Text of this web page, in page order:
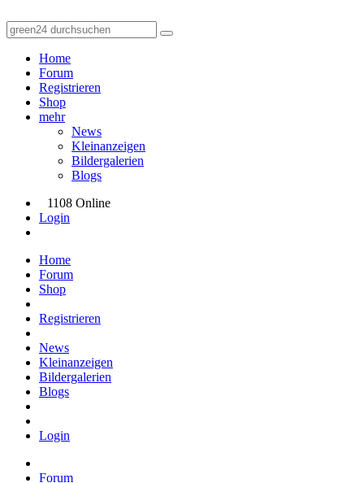
Home
Forum
Registrieren
Shop
mehr
News
Kleinanzeigen
Bildergalerien
Blogs
1108 Online
Login
Home
Forum
Shop
Registrieren
News
Kleinanzeigen
Bildergalerien
Blogs
Login
Forum